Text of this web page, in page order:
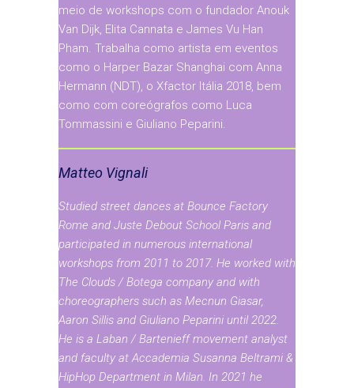
meio de workshops com o fundador Anouk
Van Dijk, Elita Cannata e James Vu Han
Pham. Trabalha como artista em eventos
como o Harper Bazar Shanghai com Anna
Hermann (NDT), o Xfactor Itália 2018, bem
como com coreógrafos como Luca
Tommassini e Giuliano Peparini.
Matteo Vignali
Studied street dances at Bounce Factory
Rome and Juste Debout School Paris and
participated in numerous international
workshops from 2011 to 2017. He worked with
The Clouds / Botega company and with
choreographers such as Mecnun Giasar,
Aaron Sillis and Giuliano Peparini until 2022.
He is a Laban / Bartenieff movement analyst
and faculty at Accademia Susanna Beltrami &
HipHop Department in Milan. In 2021 he